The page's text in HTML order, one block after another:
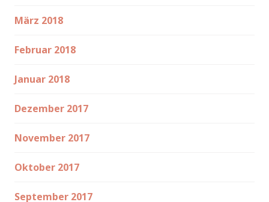
März 2018
Februar 2018
Januar 2018
Dezember 2017
November 2017
Oktober 2017
September 2017